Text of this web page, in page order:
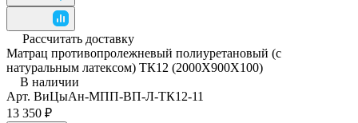
Рассчитать доставку
Матрац противопролежневый полиуретановый (с
натуральным латексом) ТК12 (2000Х900Х100)
В наличии
Арт. ВиЦыАн-МПП-ВП-Л-ТК12-11
13 350 ₽